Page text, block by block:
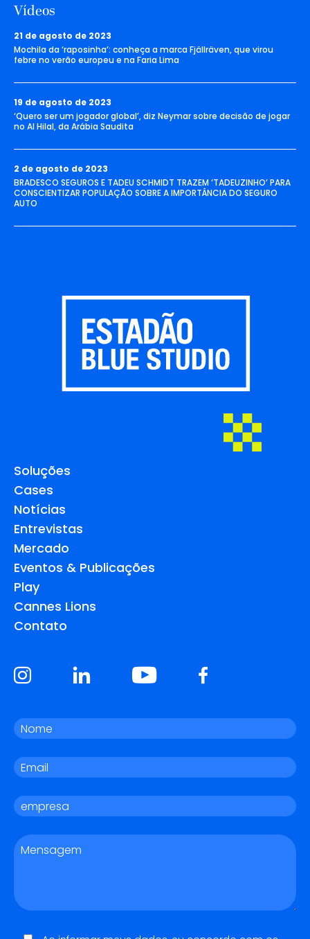
Vídeos
21 de agosto de 2023
Mochila da ‘raposinha’: conheça a marca Fjällräven, que virou
febre no verão europeu e na Faria Lima
19 de agosto de 2023
‘Quero ser um jogador global’, diz Neymar sobre decisão de jogar
no Al Hilal, da Arábia Saudita
2 de agosto de 2023
BRADESCO SEGUROS E TADEU SCHMIDT TRAZEM ‘TADEUZINHO’ PARA
CONSCIENTIZAR POPULAÇÃO SOBRE A IMPORTÂNCIA DO SEGURO
AUTO
Soluções
Cases
Notícias
Entrevistas
Mercado
Eventos & Publicações
Play
Cannes Lions
Contato